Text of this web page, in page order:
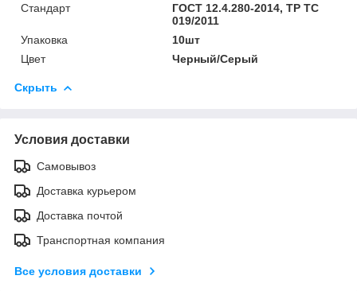
Стандарт
ГОСТ 12.4.280-2014, ТР ТС
019/2011
Упаковка
10шт
Цвет
Черный/Серый
Скрыть
Условия доставки
Самовывоз
Доставка курьером
Доставка почтой
Транспортная компания
Все условия доставки